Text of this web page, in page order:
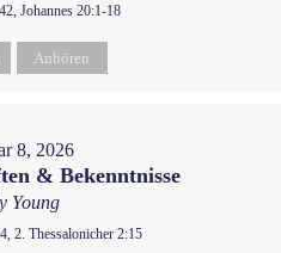
Johannes 20:1-18
Anhören
8, 2026
& Bekenntnisse
Young
2. Thessalonicher 2:15